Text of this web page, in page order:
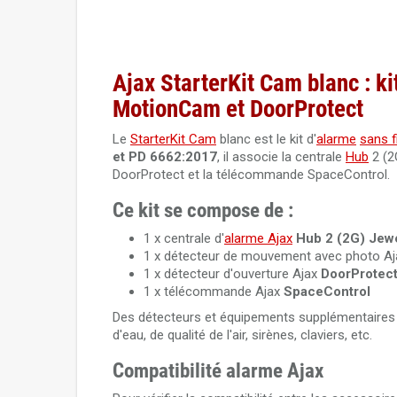
Ajax StarterKit Cam blanc :
MotionCam et DoorProtect
Le StarterKit Cam blanc est le kit d'alarme sans
et PD 6662:2017, il associe la centrale Hub 2
DoorProtect et la télécommande SpaceControl.
Ce kit se compose de :
1 x centrale d'alarme Ajax Hub 2 (2G)
1 x détecteur de mouvement avec photo
1 x détecteur d'ouverture Ajax DoorProtect
1 x télécommande Ajax SpaceControl
Des détecteurs et équipements
d'eau, de qualité de l'air, sirènes, claviers, etc.
Compatibilité alarme Ajax